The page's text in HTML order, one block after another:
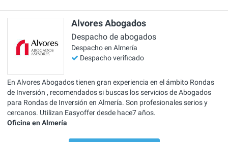
Alvores Abogados
Despacho de abogados
Despacho en Almería
Despacho verificado
En Alvores Abogados tienen gran experiencia en el ámbito Rondas
de Inversión , recomendados si buscas los servicios de Abogados
para Rondas de Inversión en Almería. Son profesionales serios y
cercanos. Utilizan Easyoffer desde hace7 años.
Oficina en Almería